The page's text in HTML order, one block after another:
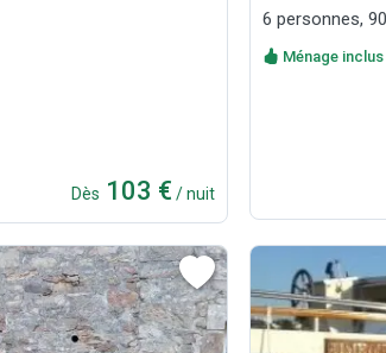
Dès 103 € / nuit
6 personnes,
Ménage inclus